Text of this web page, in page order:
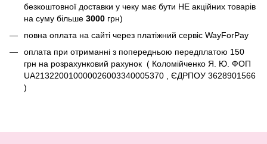
безкоштовної доставки у чеку має бути НЕ акційних товарів
на суму більше 3000 грн)
повна оплата на сайті через платіжний сервіc WayForPay
оплата при отриманні з попередньою передплатою 150
грн на розрахунковий рахунок ( Коломійченко Я. Ю. ФОП
UA213220010000026003340005370 , ЄДРПОУ 3628901566
)